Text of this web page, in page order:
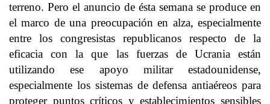
terreno. Pero el anuncio de ésta semana se produce en
el marco de una preocupación en alza, especialmente
entre los congresistas republicanos respecto de la
eficacia con la que las fuerzas de Ucrania están
utilizando ese apoyo militar estadounidense,
especialmente los sistemas de defensa antiaéreos para
proteger puntos críticos y establecimientos sensibles